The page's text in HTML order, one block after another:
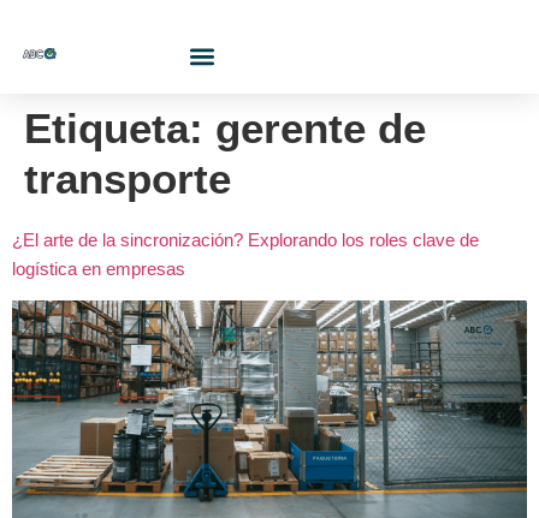
Etiqueta: gerente de
transporte
¿El arte de la sincronización? Explorando los roles clave de
logística en empresas